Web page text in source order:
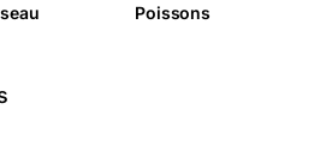
Poissons